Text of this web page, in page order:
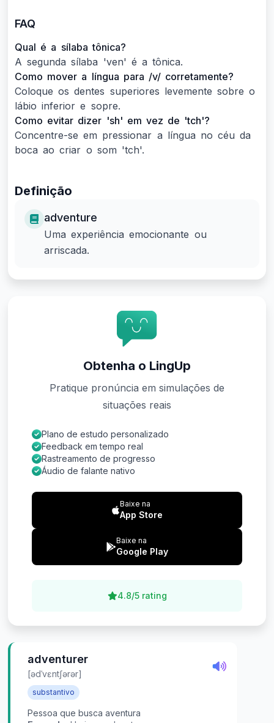
FAQ
Qual é a sílaba tônica?
A segunda sílaba 'ven' é a tônica.
Como mover a língua para /v/ corretamente?
Coloque os dentes superiores levemente sobre o
lábio inferior e sopre.
Como evitar dizer 'sh' em vez de 'tch'?
Concentre-se em pressionar a língua no céu da
boca ao criar o som 'tch'.
Definição
adventure
Uma experiência emocionante ou
arriscada.
adventurer
[ədˈvɛntʃərər]
substantivo
Pessoa que busca aventura
Obtenha o LingUp
Pratique pronúncia em simulações de
situações reais
Plano de estudo personalizado
Feedback em tempo real
Rastreamento de progresso
Áudio de falante nativo
Baixe na
App Store
Baixe na
Google Play
4.8/5 rating